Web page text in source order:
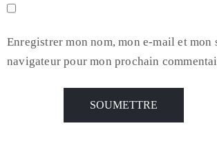
Enregistrer mon nom, mon e-mail et mon
navigateur pour mon prochain